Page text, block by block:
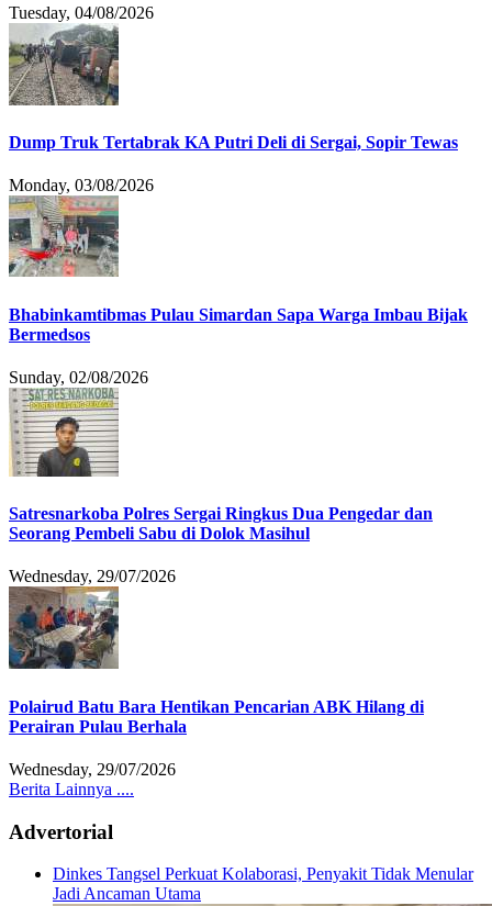
Tuesday, 04/08/2026
Dump Truk Tertabrak KA Putri Deli di Sergai, Sopir Tewas
Monday, 03/08/2026
Bhabinkamtibmas Pulau Simardan Sapa Warga Imbau Bijak
Bermedsos
Sunday, 02/08/2026
Satresnarkoba Polres Sergai Ringkus Dua Pengedar dan
Seorang Pembeli Sabu di Dolok Masihul
Wednesday, 29/07/2026
Polairud Batu Bara Hentikan Pencarian ABK Hilang di
Perairan Pulau Berhala
Wednesday, 29/07/2026
Berita Lainnya ....
Advertorial
Dinkes Tangsel Perkuat Kolaborasi, Penyakit Tidak Menular
Jadi Ancaman Utama